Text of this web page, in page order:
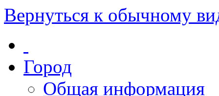
Вернуться к обычному
Город
Общая информация